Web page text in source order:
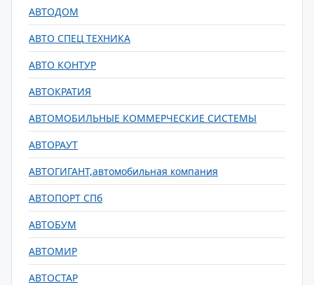
АВТОДОМ
АВТО СПЕЦ ТЕХНИКА
АВТО КОНТУР
АВТОКРАТИЯ
АВТОМОБИЛЬНЫЕ КОММЕРЧЕСКИЕ СИСТЕМЫ
АВТОРАУТ
АВТОГИГАНТ,автомобильная компания
АВТОПОРТ СПб
АВТОБУМ
АВТОМИР
АВТОСТАР